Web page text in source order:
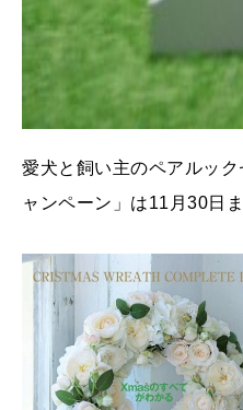
愛犬と飼い主のペアルッ
ャンペーン」は11月30日